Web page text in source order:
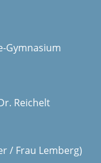
Gymnasium
Reichelt
/ Frau Lemberg)